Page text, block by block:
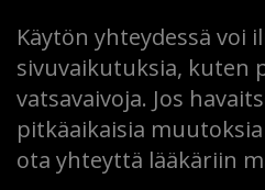
Käytön yhteydessä voi
sivuvaikutuksia, kuten
vatsavaivoja. Jos
pitkäaikaisia
ota yhteyttä lääkäriin